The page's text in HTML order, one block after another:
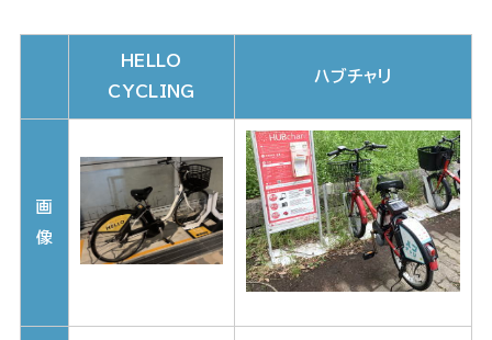
HELLO
CYCLING
ハブチャリ
画
像